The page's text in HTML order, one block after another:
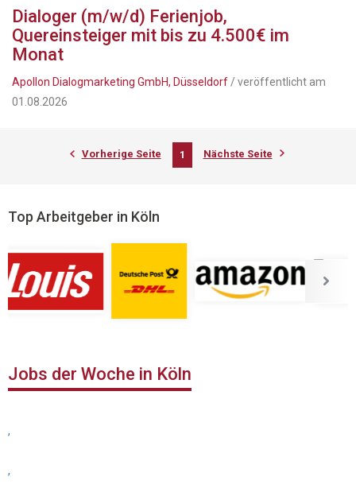
Dialoger (m/w/d) Ferienjob,
Quereinsteiger mit bis zu 4.500€ im
Monat
Apollon Dialogmarketing GmbH, Düsseldorf / veröffentlicht am
01.08.2026
Vorherige Seite 1 Nächste Seite
Top Arbeitgeber in Köln
Jobs der Woche in Köln
,
,